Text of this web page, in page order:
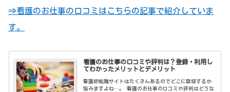
⇒看護のお仕事の口コミはこちらの記事で紹介していま
す。
看護のお仕事の口コミや評判は？登録・利用し
てわかったメリットとデメリット
看護師転職サイトはたくさんあるのでどこに登録するか
悩みますよね…。 看護のお仕事の口コミや評判はどうな